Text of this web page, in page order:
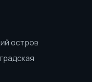
остров